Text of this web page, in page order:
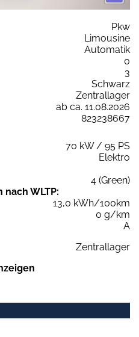
Pkw
Limousine
Automatik
0
3
Schwarz
Zentrallager
ab ca. 11.08.2026
823238667
70 kW / 95 PS
Elektro
4 (Green)
WLTP:
13,0 kWh/100km
0 g/km
A
Zentrallager